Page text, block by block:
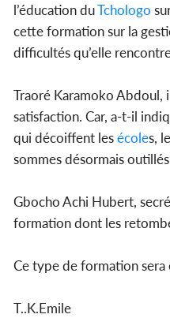
l’éducation duTchologo
cette formation sur la
difficultés qu’elle
Traoré Karamoko Abdoul,
satisfaction. Car, a-t-il
qui décoiffent lesécoles,
sommes désormais
Gbocho Achi Hubert,
formation dont les
Ce type de formation sera
T..K.Emile